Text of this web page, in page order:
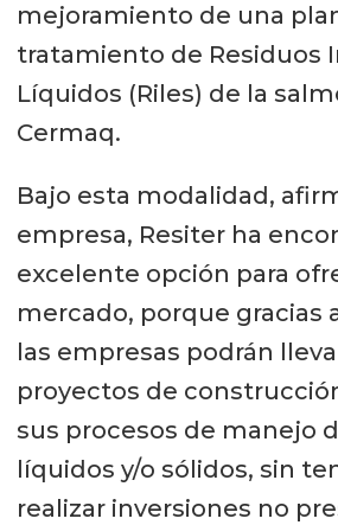
mejoramiento de una
tratamiento de Residuos
Líquidos (Riles) de la
Cermaq.
Bajo esta modalidad,
empresa, Resiter ha
excelente opción para
mercado, porque gracias
las empresas podrán
proyectos de
sus procesos de manejo
líquidos y/o sólidos, sin
realizar inversiones no